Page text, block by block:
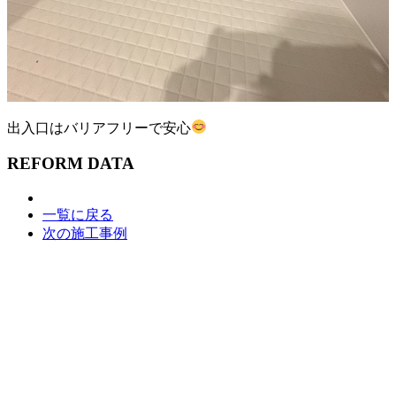
出入口はバリアフリーで安心
REFORM DATA
一覧に戻る
次の施工事例